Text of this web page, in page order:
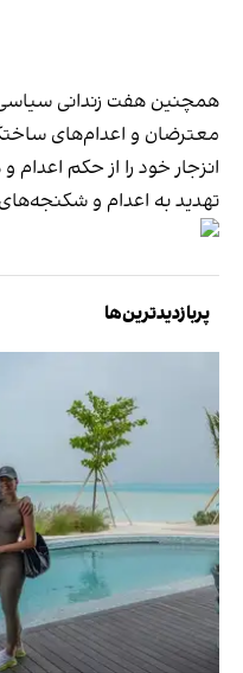
همچنین هفت زندانی سیاسی
معترضان و اعدام‌های
انزجار خود را از حکم
تهدید به اعدام و
پربازدیدترین‌ها